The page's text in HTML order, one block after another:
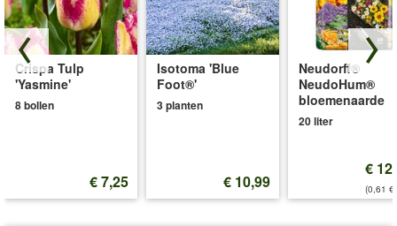
Crispa Tulp
'Yasmine'
8 bollen
€ 7,25
Isotoma 'Blue
Foot®'
3 planten
€ 10,99
Neudorff®
NeudoHum®
bloemenaarde
20 liter
€
(0,61